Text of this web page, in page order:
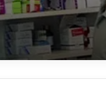
متوقف شود